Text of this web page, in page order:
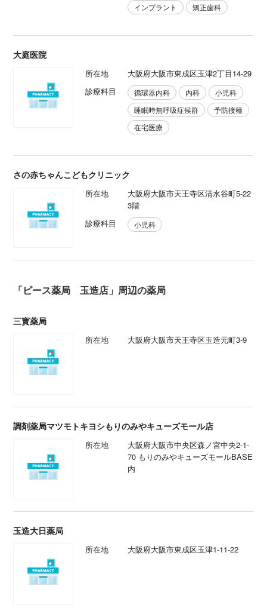
インプラント
矯正歯科
大庭医院
所在地
大阪府大阪市東成区玉津2丁目14-29
診療科目
循環器内科 内科
小児科
睡眠時無呼吸症候群
予防接種
在宅医療
さの赤ちゃんこどもクリニック
所在地
大阪府大阪市天王寺区清水谷町5-22
3階
診療科目
小児科
「ピース薬局 玉造店」周辺の薬局
三寳薬局
所在地 大阪府大阪市天王寺区玉造元町3-9
調剤薬局マツモトキヨシもりのみやキューズモール店
所在地
大阪府大阪市中央区森ノ宮中央2-1-
70 もりのみやキューズモールBASE
内
玉造大日薬局
所在地 大阪府大阪市東成区玉津1-11-22